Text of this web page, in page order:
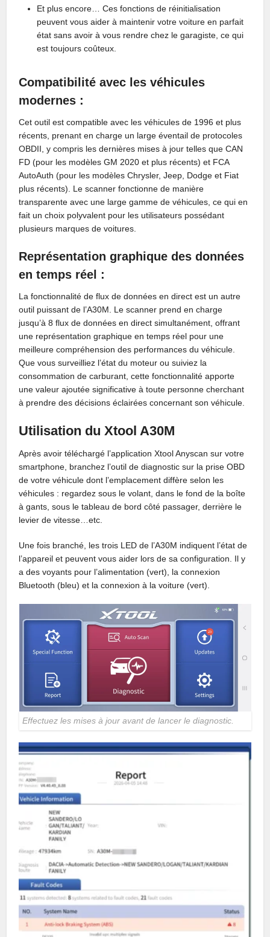
Et plus encore… Ces fonctions de réinitialisation
peuvent vous aider à maintenir votre voiture en parfait
état sans avoir à vous rendre chez le garagiste, ce qui
est toujours coûteux.
Compatibilité avec les véhicules
modernes :
Cet outil est compatible avec les véhicules de 1996 et plus
récents, prenant en charge un large éventail de protocoles
OBDII, y compris les dernières mises à jour telles que CAN
FD (pour les modèles GM 2020 et plus récents) et FCA
AutoAuth (pour les modèles Chrysler, Jeep, Dodge et Fiat
plus récents). Le scanner fonctionne de manière
transparente avec une large gamme de véhicules, ce qui en
fait un choix polyvalent pour les utilisateurs possédant
plusieurs marques de voitures.
Représentation graphique des données
en temps réel :
La fonctionnalité de flux de données en direct est un autre
outil puissant de l’A30M. Le scanner prend en charge
jusqu’à 8 flux de données en direct simultanément, offrant
une représentation graphique en temps réel pour une
meilleure compréhension des performances du véhicule.
Que vous surveilliez l’état du moteur ou suiviez la
consommation de carburant, cette fonctionnalité apporte
une valeur ajoutée significative à toute personne cherchant
à prendre des décisions éclairées concernant son véhicule.
Utilisation du Xtool A30M
Après avoir téléchargé l’application Xtool Anyscan sur votre
smartphone, branchez l’outil de diagnostic sur la prise OBD
de votre véhicule dont l’emplacement diffère selon les
véhicules : regardez sous le volant, dans le fond de la boîte
à gants, sous le tableau de bord côté passager, derrière le
levier de vitesse…etc.
Une fois branché, les trois LED de l’A30M indiquent l’état de
l’appareil et peuvent vous aider lors de sa configuration. Il y
a des voyants pour l’alimentation (vert), la connexion
Bluetooth (bleu) et la connexion à la voiture (vert).
Effectuez les mises à jour avant de lancer le diagnostic.